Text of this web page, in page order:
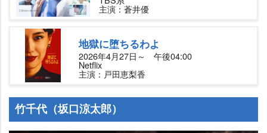
主演：蒼井優
地獄に堕ちるわよ
2026年4月27日～ 午後04:00
Netflix
主演：戸田恵梨香
竹千代（坂口涼太郎）